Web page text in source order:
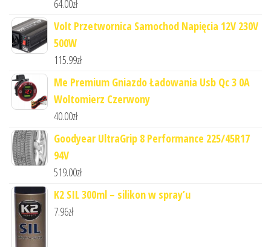
64.00zł
Volt Przetwornica Samochod Napięcia 12V 230V
500W
115.99zł
Me Premium Gniazdo Ładowania Usb Qc 3 0A
Woltomierz Czerwony
40.00zł
Goodyear UltraGrip 8 Performance 225/45R17
94V
519.00zł
K2 SIL 300ml – silikon w spray’u
7.96zł